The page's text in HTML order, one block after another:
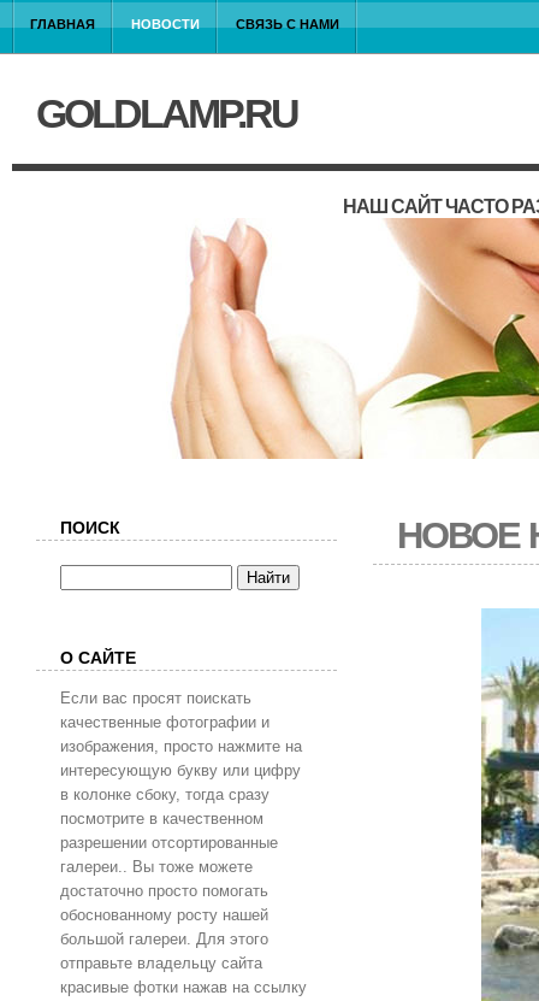
ГЛАВНАЯ НОВОСТИ СВЯЗЬ С НАМИ
GOLDLAMP.RU
НАШ САЙТ ЧАСТО
НОВОЕ
ПОИСК
О САЙТЕ
Если вас просят поискать
качественные фотографии и
изображения, просто нажмите на
интересующую букву или цифру
в колонке сбоку, тогда сразу
посмотрите в качественном
разрешении отсортированные
галереи.. Вы тоже можете
достаточно просто помогать
обоснованному росту нашей
большой галереи. Для этого
отправьте владельцу сайта
красивые фотки нажав на ссылку